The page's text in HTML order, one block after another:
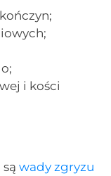
i kości
sąwady zgryzu